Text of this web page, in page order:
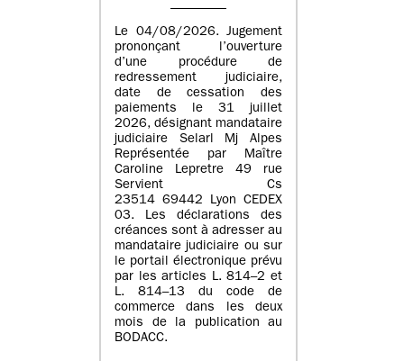
Le 04/08/2026. Jugement
prononçant l’ouverture
d’une procédure de
redressement judiciaire,
date de cessation des
paiements le 31 juillet
2026, désignant mandataire
judiciaire Selarl Mj Alpes
Représentée par Maître
Caroline Lepretre 49 rue
Servient Cs
23514 69442 Lyon CEDEX
03. Les déclarations des
créances sont à adresser au
mandataire judiciaire ou sur
le portail électronique prévu
par les articles L. 814–2 et
L. 814–13 du code de
commerce dans les deux
mois de la publication au
BODACC.